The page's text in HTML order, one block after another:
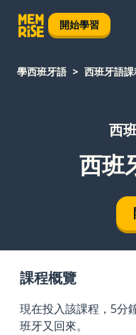
開始學習
學西班牙語 西班牙語
西
西班
課程概覽
現在投入該課程，5分
班牙又回來。